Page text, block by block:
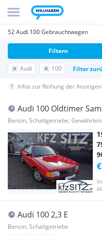
52 Audi 100 Gebrauchtwagen
Audi 100 Filter
Filtern
Infos zur Reihung der Anzeigen
Audi 100 Oldtimer
Benzin, Schaltgetriebe,
Audi 100 2,3 E
Benzin, Schaltgetriebe